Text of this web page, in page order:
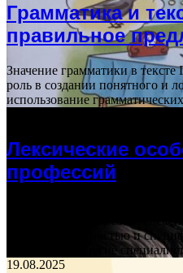
Грамматика и
правильное
Значение грамматики в
роль в создании понятного и
использование
Лексические
профессий
Медицинские профессии
характеризуются особым
отличается точностью и
медсестры и другие
19.08.2025